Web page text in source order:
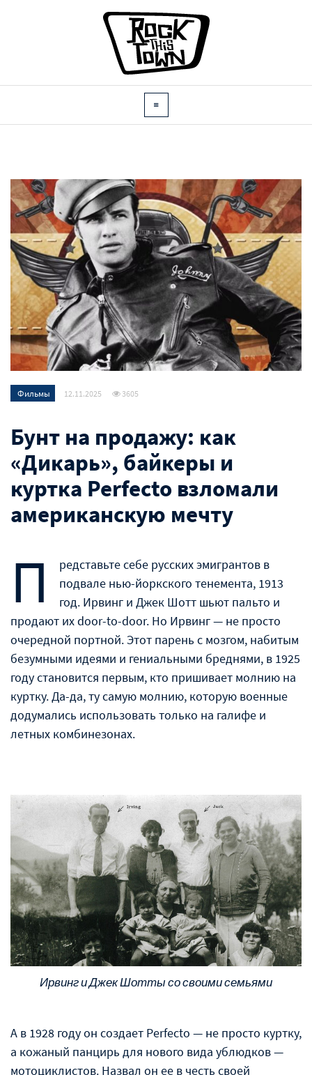
Фильмы 12.11.2025 3605
Бунт на продажу: как
«Дикарь», байкеры и
куртка Perfecto взломали
американскую мечту
П
редставьте себе русских эмигрантов в
подвале нью-йоркского тенемента, 1913
год. Ирвинг и Джек Шотт шьют пальто и
продают их door-to-door. Но Ирвинг — не просто
очередной портной. Этот парень с мозгом, набитым
безумными идеями и гениальными бреднями, в 1925
году становится первым, кто пришивает молнию на
куртку. Да-да, ту самую молнию, которую военные
додумались использовать только на галифе и
летных комбинезонах.
Ирвинг и Джек Шотты со своими семьями
А в 1928 году он создает Perfecto — не просто куртку,
а кожаный панцирь для нового вида ублюдков —
мотоциклистов. Назвал он ее в честь своей